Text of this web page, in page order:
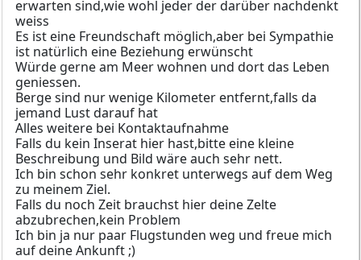
erwarten sind,wie wohl jeder der darüber nachdenkt
weiss
Es ist eine Freundschaft möglich,aber bei Sympathie
ist natürlich eine Beziehung erwünscht
Würde gerne am Meer wohnen und dort das Leben
geniessen.
Berge sind nur wenige Kilometer entfernt,falls da
jemand Lust darauf hat
Alles weitere bei Kontaktaufnahme
Falls du kein Inserat hier hast,bitte eine kleine
Beschreibung und Bild wäre auch sehr nett.
Ich bin schon sehr konkret unterwegs auf dem Weg
zu meinem Ziel.
Falls du noch Zeit brauchst hier deine Zelte
abzubrechen,kein Problem
Ich bin ja nur paar Flugstunden weg und freue mich
auf deine Ankunft ;)